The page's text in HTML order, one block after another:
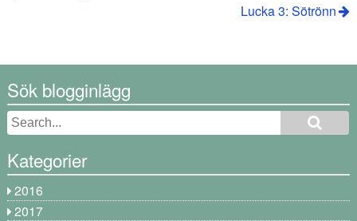
Lucka 3: Sötrönn
Sök blogginlägg
Kategorier
2016
2017